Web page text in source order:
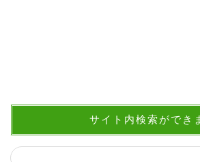
サイト内検索ができ